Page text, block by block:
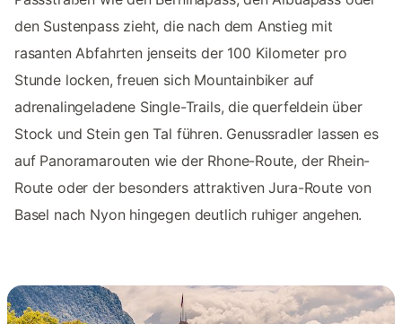
den Sustenpass zieht, die nach dem Anstieg mit
rasanten Abfahrten jenseits der 100 Kilometer pro
Stunde locken, freuen sich Mountainbiker auf
adrenalingeladene Single-Trails, die querfeldein über
Stock und Stein gen Tal führen. Genussradler lassen es
auf Panoramarouten wie der Rhone-Route, der Rhein-
Route oder der besonders attraktiven Jura-Route von
Basel nach Nyon hingegen deutlich ruhiger angehen.